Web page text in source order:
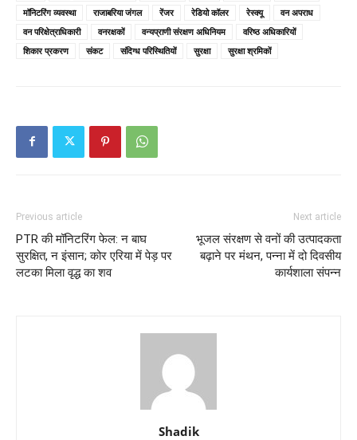
मॉनिटरिंग व्यवस्था
राजाबरिया जंगल रेंजर रेडियो कॉलर रेस्क्यू
वन अपराध
वन परिक्षेत्राधिकारी
वनरक्षकों वन्यप्राणी संरक्षण अधिनियम
वरिष्ठ अधिकारियों
शिकार प्रकरण
संकट संदिग्ध परिस्थितियों सुरक्षा सुरक्षा श्रमिकों
Previous article
PTR की मॉनिटरिंग फेल: न बाघ
सुरक्षित, न इंसान; कोर एरिया में पेड़ पर
लटका मिला वृद्ध का शव
Next article
भूजल संरक्षण से वनों की उत्पादकता
बढ़ाने पर मंथन, पन्ना में दो दिवसीय
कार्यशाला संपन्न
Shadik